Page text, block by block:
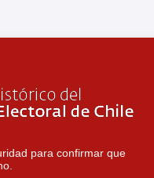
para confirmar que